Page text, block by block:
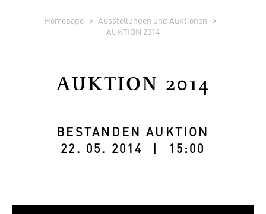
Homepage
Ausstellungen und Auktionen
AUKTION 2014
AUKTION 2014
BESTANDEN AUKTION
22. 05. 2014 | 15:00